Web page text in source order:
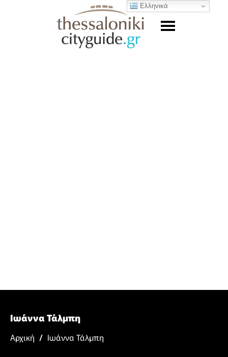
Ιωάννα Τάλμπη
Αρχική / Ιωάννα Τάλμπη
Ελληνικά